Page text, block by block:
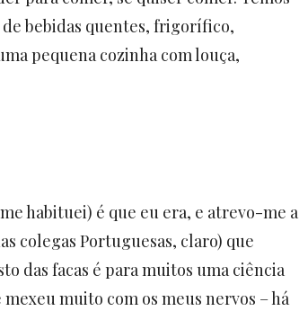
bebidas quentes, frigorífico,
pequena cozinha com louça,
habituei) é que eu era, e atrevo-me a
colegas Portuguesas, claro) que
das facas é para muitos uma ciência
muito com os meus nervos – há